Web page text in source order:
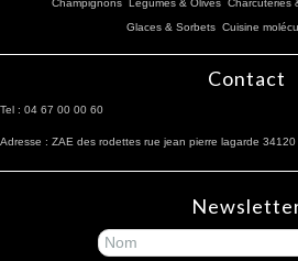
Champignons Légumes & Olives Charcuteries
Glaces & Sorbets Cuisine
Contact
Tel : 04 67 00 00 60
Adresse : ZAE des rodettes rue jean pierre lagarde 34120